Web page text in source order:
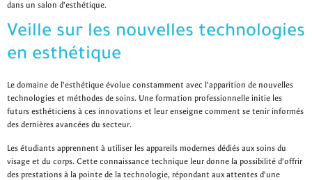
dans un salon d'esthétique.
Veille sur les nouvelles technologies
en esthétique
Le domaine de l'esthétique évolue constamment avec l'apparition de nouvelles
technologies et méthodes de soins. Une formation professionnelle initie les
futurs esthéticiens à ces innovations et leur enseigne comment se tenir informés
des dernières avancées du secteur.
Les étudiants apprennent à utiliser les appareils modernes dédiés aux soins du
visage et du corps. Cette connaissance technique leur donne la possibilité d'offrir
des prestations à la pointe de la technologie, répondant aux attentes d'une